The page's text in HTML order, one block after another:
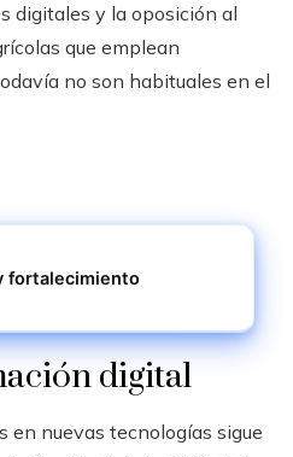
digitales y la oposición al
que emplean
no son habituales en el
fortalecimiento
digital
en nuevas tecnologías sigue